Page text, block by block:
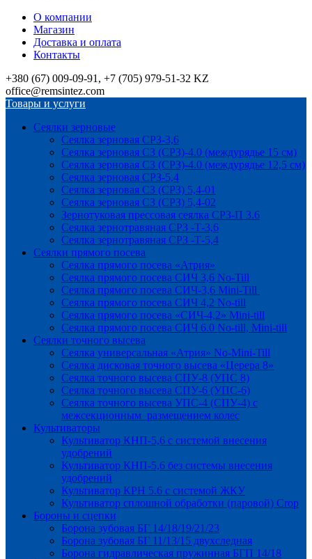
О компании
Магазин
Доставка и оплата
Контакты
+380 (67) 009-09-91, +7 (705) 979-51-32 KZ
office@remsintez.com
Товары и услуги
Сеялки зерновые
Сеялка зерновая СРЗ-3,6
Сеялка зерновая СЗ (СРЗ)-4.0 (междурядье 15 см)
Сеялка зерновая СЗ (СРЗ)-4.0 (междурядье 12,5 см)
Сеялка зерновая СРЗ-5,4
Сеялка зерновая СЗ (СРЗ) 5,4-01
Сеялка зерновая СЗ (СРЗ) 5,4-02
Зернотуковая прессовая сеялка СРЗ-П 3.6
Сеялка зернотравяная СРЗ -Т-3,6
Сеялка зернотравяная СРЗ -Т-5,4
Сеялки прямого посева
Сеялка прямого посева «Атрия»
Сеялка прямого посева СИЧ 3,6 No-Till
Сеялка прямого посева СИЧ-3,6 Mini-Till
Сеялка прямого посева СИЧ 4,2 No-till
Сеялка прямого посева «СИЧ-4,2» Mini-till
Сеялка прямого посева СИЧ 6.0 No-till, Mini-till
Сеялки точного высева
Сеялка универсальная «Атрия» No-Mini-Till
Сеялка дисковая точного высева «Церера 8»
Сеялка точного высева СПУ-8 (УПС 8)
Сеялка точного высева СПУ-6 (УПС-6)
Сеялка точного высева УПС-4 (СПУ-4) с
межсекционным размещением колес
Культиваторы
Культиватор КНП-5,6 с системой внесения
удобрений
Культиватор КНП-5,6 без системы внесения
удобрений
Культиватор КРН 5.6 с системой ЖКУ
Культиватор сплошной обработки (паровой) Crop
Бороны и сцепки
Борона зубовая БГ 14/18/19/21/23
Борона зубовая БГ 11/13/15 двухследная
Борона гидравлическая пружинная БГП 14/18